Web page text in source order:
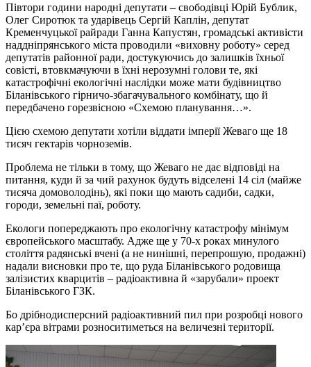
Півтори години народні депутати – свободівці Юрій Бублик,
Олег Сиротюк та ударівець Сергій Каплін, депутат
Кременчуцької райради Ганна Капустян, громадські активісти
наддніпрянського міста проводили «виховну роботу» серед
депутатів районної ради, достукуючись до залишків їхньої
совісті, втовкмачуючи в їхні нерозумні голови те, які
катастрофічні екологічні наслідки може мати будівництво
Біланівського гірничо-збагачувального комбінату, що й
передбачено горезвісною «Схемою планування…».
Цією схемою депутати хотіли віддати імперії Жеваго ще 18
тисяч гектарів чорноземів.
Проблема не тільки в тому, що Жеваго не дає відповіді на
питання, куди й за чий рахунок будуть відселені 14 сіл (майже
тисяча домоволодінь), які поки що мають садиби, садки,
городи, земельні паї, роботу.
Екологи попереджають про екологічну катастрофу мінімум
європейського масштабу. Адже ще у 70-х роках минулого
століття радянські вчені (а не нинішні, перепрошую, продажні)
надали висновки про те, що руда Біланівського родовища
залізистих кварцитів – радіоактивна й «зарубали» проект
Біланівського ГЗК.
Бо дрібнодисперсний радіоактивний пил при розробці нового
кар’єра вітрами розноситиметься на величезні території.